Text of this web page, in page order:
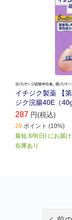
イチジク製薬 【
ジク浣腸40E（
287 円(税込)
29 ポイント (10%)
最短 8/9(日) にお届け
在庫あり